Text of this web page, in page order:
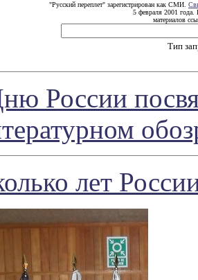
"Русский переплет" зарегистрирован как СМИ.
5 февраля 2001 года.
материалов
Тип
России
лет